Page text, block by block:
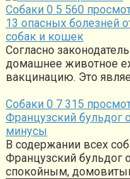
Собаки 0 5 560
13 опасных болезней
собак и кошек
Согласно
домашнее животное
вакцинацию. Это
Собаки 0 7 315
Французский
минусы
В содержании всех
Французский бульдог
спокойным,